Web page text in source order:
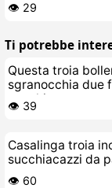
👁️ 29
Ti potrebbe
Questa troia
sgranocchia due
vecchie e
👁️ 39
Casalinga troia
succhiacazzi da
👁️ 60